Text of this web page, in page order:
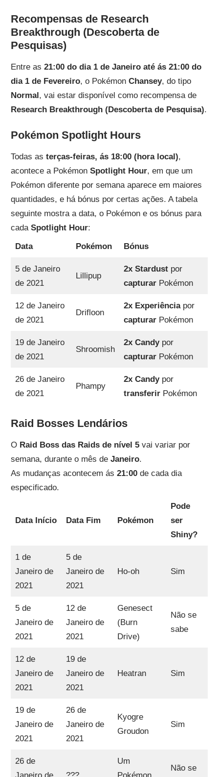
Recompensas de Research
Breakthrough (Descoberta de
Pesquisas)
Entre as 21:00 do dia 1 de Janeiro até ás 21:00 do
dia 1 de Fevereiro, o Pokémon Chansey, do tipo
Normal, vai estar disponível como recompensa de
Research Breakthrough (Descoberta de Pesquisa).
Pokémon Spotlight Hours
Todas as terças-feiras, ás 18:00 (hora local),
acontece a Pokémon Spotlight Hour, em que um
Pokémon diferente por semana aparece em maiores
quantidades, e há bónus por certas ações. A tabela
seguinte mostra a data, o Pokémon e os bónus para
cada Spotlight Hour:
Data
Pokémon Bónus
5 de Janeiro
de 2021
Lillipup
2x Stardust por
capturar Pokémon
12 de Janeiro
de 2021
Drifloon
2x Experiênciapor
capturar Pokémon
19 de Janeiro
de 2021
Shroomish
2x Candypor
capturar Pokémon
26 de Janeiro
de 2021
Phampy
2x Candypor
transferir Pokémon
Raid Bosses Lendários
O Raid Boss das Raids de nível 5vai variar por
semana, durante o mês de Janeiro.
As mudanças acontecem ás 21:00de cada dia
especificado.
Data Início Data Fim Pokémon
Pode
ser
Shiny?
1 de
Janeiro de
2021
5 de
Janeiro de
2021
Ho-oh Sim
5 de
Janeiro de
2021
12 de
Janeiro de
2021
Genesect
(Burn
Drive)
Não se
sabe
12 de
Janeiro de
2021
19 de
Janeiro de
2021
Heatran Sim
19 de
Janeiro de
2021
26 de
Janeiro de
2021
Kyogre
Groudon
Sim
26 de
Janeiro de
???
Um
Pokémon
Não se